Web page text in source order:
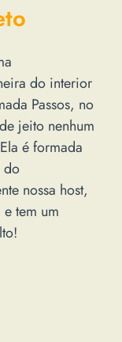
do interior
Passos, no
jeito nenhum
é formada
do
nossa host,
tem um